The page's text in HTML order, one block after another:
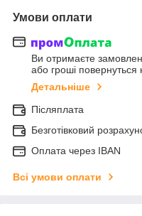
Умови оплати
Ви отримаєте
або гроші повернуться
Детальніше
Післяплата
Безготівковий
Оплата через IBAN
Всі умови оплати